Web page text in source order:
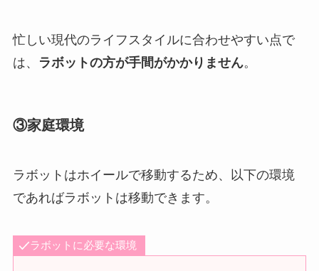
忙しい現代のライフスタイルに合わせやすい点で
は、
ラボットの方が手間がかかりません。
③家庭環境
ラボットはホイールで移動するため、以下の環境
であればラボットは移動できます。
ラボットに必要な環境